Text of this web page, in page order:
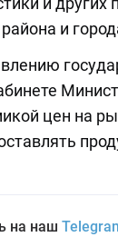
и
цен на
на наш